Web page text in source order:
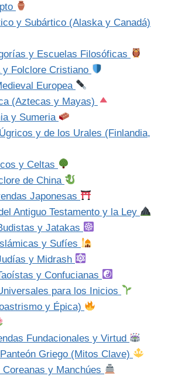
y Subártico (Alaska y Canadá)
y Escuelas Filosóficas
y Folclore Cristiano
Europea
(Aztecas y Mayas)
y Sumeria
y de los Urales (Finlandia,
y Celtas
de China
Japonesas
Antiguo Testamento y la Ley
y Jatakas
y Sufíes
y Midrash
y Confucianas
para los Inicios
y Épica)
Fundacionales y Virtud
Griego (Mitos Clave)
y Manchúes